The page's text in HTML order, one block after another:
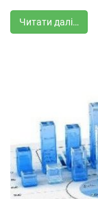
Читати далі…